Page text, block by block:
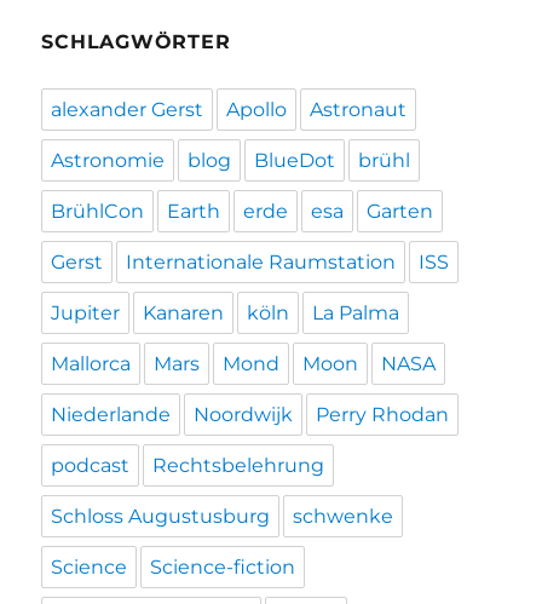
SCHLAGWÖRTER
alexander Gerst Apollo Astronaut
Astronomie blog BlueDot brühl
BrühlCon Earth erde esa Garten
Gerst Internationale Raumstation ISS
Jupiter Kanaren köln La Palma
Mallorca Mars Mond Moon NASA
Niederlande Noordwijk Perry Rhodan
podcast Rechtsbelehrung
Schloss Augustusburg schwenke
Science Science-fiction